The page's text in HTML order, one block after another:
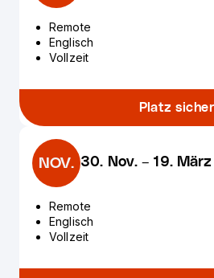
Remote
Englisch
Vollzeit
Platz
NOV. 30. Nov. –19. März
Remote
Englisch
Vollzeit